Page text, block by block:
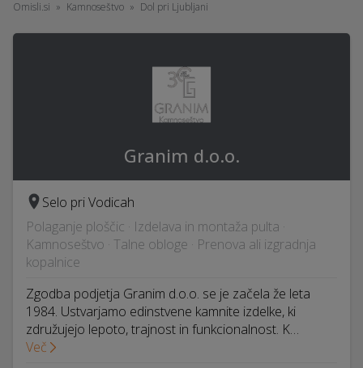
Omisli.si Kamnoseštvo Dol pri Ljubljani
Granim d.o.o.
Selo pri Vodicah
Polaganje ploščic · Izdelava in montaža pulta ·
Kamnoseštvo · Talne obloge · Prenova ali izgradnja
kopalnice
Zgodba podjetja Granim d.o.o. se je začela že leta
1984. Ustvarjamo edinstvene kamnite izdelke, ki
združujejo lepoto, trajnost in funkcionalnost. K…
Več